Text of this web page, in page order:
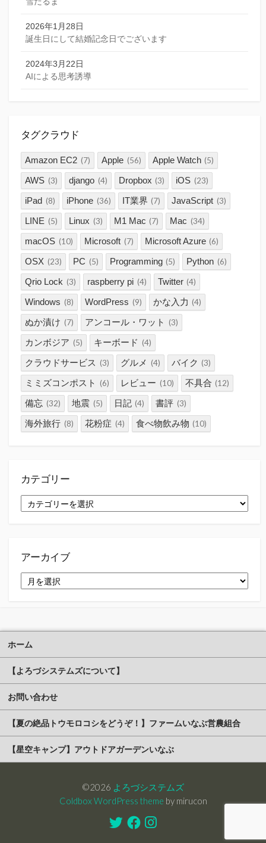
2026年1月28日
誕生日にして結婚記念日でございます
2024年3月22日
AIによる思考誘導
タグクラウド
Amazon EC2 (7) Apple (56) Apple Watch (5)
AWS (3) django (4) Dropbox (3) iOS (23)
iPad (8) iPhone (36) IT業界 (7) JavaScript (3)
LINE (5) Linux (3) M1 Mac (7) Mac (34)
macOS (10) Microsoft (7) Microsoft Azure (6)
OSX (23) PC (5) Programming (5) Python (6)
Qrio Lock (3) raspberry pi (4) Twitter (4)
Windows (8) WordPress (9) かな入力 (4)
ぬか漬け (7) アンコール・ワット (3)
カンボジア (5) キーボード (4)
クラウドサービス (3) グルメ (4) バイク (3)
ミミズコンポスト (6) レビュー (10) 不具合 (12)
備忘 (32) 地震 (5) 日記 (4) 書評 (3)
海外旅行 (8) 花粉症 (4) 食べ物飲み物 (10)
カテゴリー
テ
アーカイブ
ー
ホーム
【よろづシステムズについて】
お問い合わせ
【夏の絶品トウモロコシをどうぞ！】ファームいなぶ営農組合
【星空キャンプ】アウトドアガーデンいなぶ
©2026 よろづシステムズ
Coldbox WordPress theme by mirucon
TwitterFacebookInstagram